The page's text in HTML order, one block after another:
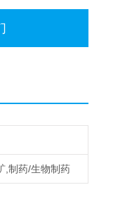
,制药/生物制药